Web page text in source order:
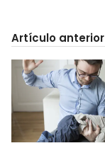
Artículo anterior